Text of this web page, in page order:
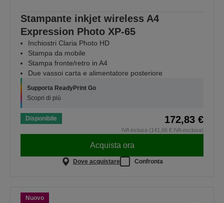
Stampante inkjet wireless A4
Expression Photo XP-65
Inchiostri Claria Photo HD
Stampa da mobile
Stampa fronte/retro in A4
Due vassoi carta e alimentatore posteriore
Supporta ReadyPrint Go
Scopri di più
Disponibile 172,83 €
IVA inclusa (141,66 € IVA esclusa)
Acquista ora
Dove acquistare Confronta
Nuovo